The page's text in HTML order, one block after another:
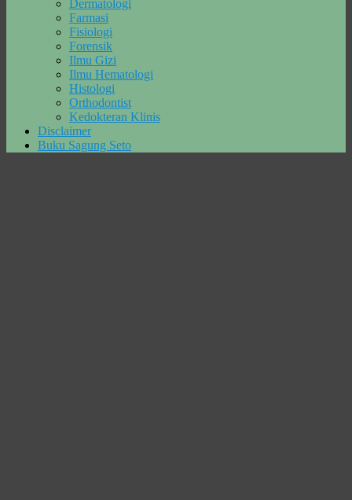
Dermatologi
Farmasi
Fisiologi
Forensik
Ilmu Gizi
Ilmu Hematologi
Histologi
Orthodontist
Kedokteran Klinis
Disclaimer
Buku Sagung Seto